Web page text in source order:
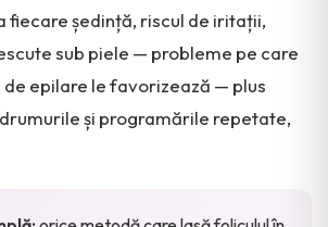
fiecare ședință, riscul de iritații,
sub piele — probleme pe care
epilare le favorizează — plus
și programările repetate,